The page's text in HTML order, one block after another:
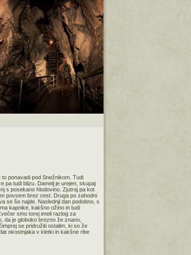
ponavadi pod Snežnikom. Tudi
pa tudi blizu. Damelj je urejen, skupaj
s posekano hlodovino. Zjutraj pa kot
povsem brez cest. Druga po zahodni
se še najde. Naslednji dan podobno, s
kapnike, kakšno ožino in tudi
smo torej imeli razlog za
da je globoko brezno že znano,
se pridružiti ostalim, ki so že
okostnjaka v kletki in kakšne ribe